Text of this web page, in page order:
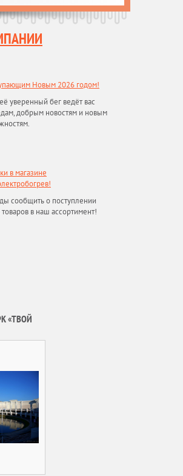
Новым 2026 годом!
уверенный бег ведёт вас
добрым новостям и новым
в магазине
сообщить о поступлении
в наш ассортимент!
«ТВОЙ